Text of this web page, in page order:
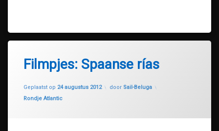
Filmpjes: Spaanse rías
Geplaatst op 24 augustus 2012
Geüpdatet op
door Sail-Beluga
Categorieën:
Rondje Atlantic